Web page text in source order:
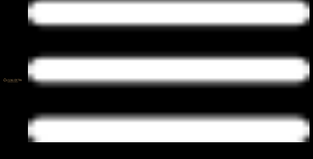
[Tính Năng/Sự Kiện] Thần Thú Sa Ngã
[Tính Năng/Sự Kiện] Bang Chiến
[Tính Năng/Sự Kiện] Liên Minh Bóng Tối - Thức Tỉnh Tâm Ma
[Tính Năng] Hộ Vệ 4 Sao - Siêu Cấp 4 Sao